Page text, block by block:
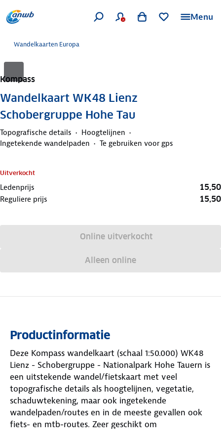
Menu
Wandelkaarten Europa
Kompass
Wandelkaart WK48 Lienz
Schobergruppe Hohe Tau
Topografische details
Hoogtelijnen
Ingetekende wandelpaden
Te gebruiken voor gps
Uitverkocht
Ledenprijs 15,50
Reguliere prijs 15,50
Online uitverkocht
Alleen online
Productinformatie
Deze Kompass wandelkaart (schaal 1:50.000) WK48
Lienz - Schobergruppe - Nationalpark Hohe Tauern is
een uitstekende wandel/fietskaart met veel
topografische details als hoogtelijnen, vegetatie,
schaduwtekening, maar ook ingetekende
wandelpaden/routes en in de meeste gevallen ook
fiets- en mtb-routes. Zeer geschikt om